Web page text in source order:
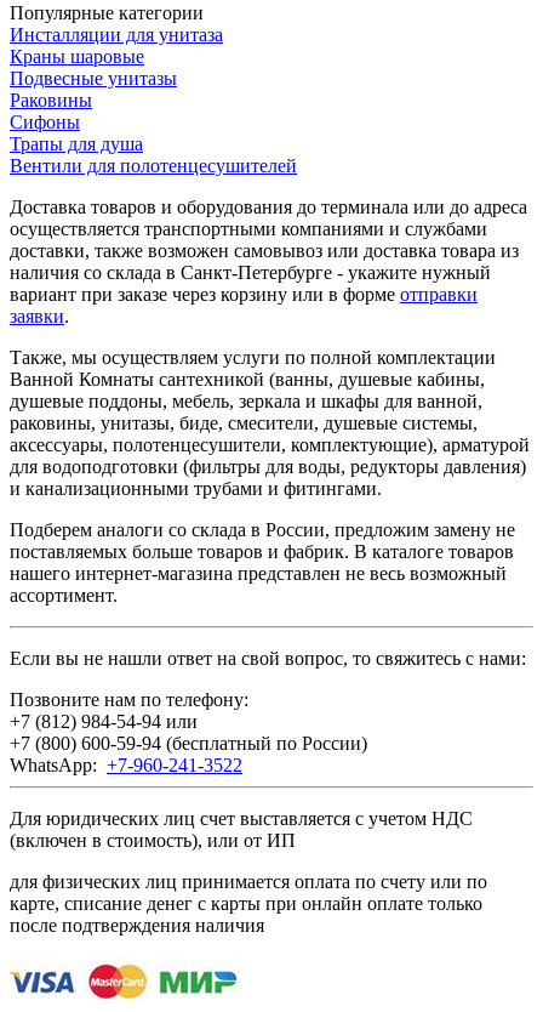
Популярные категории
Инсталляции для унитаза
Краны шаровые
Подвесные унитазы
Раковины
Сифоны
Трапы для душа
Вентили для полотенцесушителей
Доставка товаров и оборудования до терминала или до адреса
осуществляется транспортными компаниями и службами
доставки, также возможен самовывоз или доставка товара из
наличия со склада в Санкт-Петербурге - укажите нужный
вариант при заказе через корзину или в форме отправки
заявки.
Также, мы осуществляем услуги по полной комплектации
Ванной Комнаты сантехникой (ванны, душевые кабины,
душевые поддоны, мебель, зеркала и шкафы для ванной,
раковины, унитазы, биде, смесители, душевые системы,
аксессуары, полотенцесушители, комплектующие), арматурой
для водоподготовки (фильтры для воды, редукторы давления)
и канализационными трубами и фитингами.
Подберем аналоги со склада в России, предложим замену не
поставляемых больше товаров и фабрик. В каталоге товаров
нашего интернет-магазина представлен не весь возможный
ассортимент.
Если вы не нашли ответ на свой вопрос, то свяжитесь с нами:
Позвоните нам по телефону:
+7 (812) 984-54-94 или
+7 (800) 600-59-94 (бесплатный по России)
WhatsApp: +7-960-241-3522
Для юридических лиц счет выставляется с учетом НДС
(включен в стоимость), или от ИП
для физических лиц принимается оплата по счету или по
карте, списание денег с карты при онлайн оплате только
после подтверждения наличия